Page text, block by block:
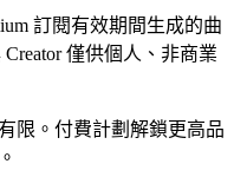
訂閱有效期間生成的曲
僅供個人、非商業
限。付費計劃解鎖更高品